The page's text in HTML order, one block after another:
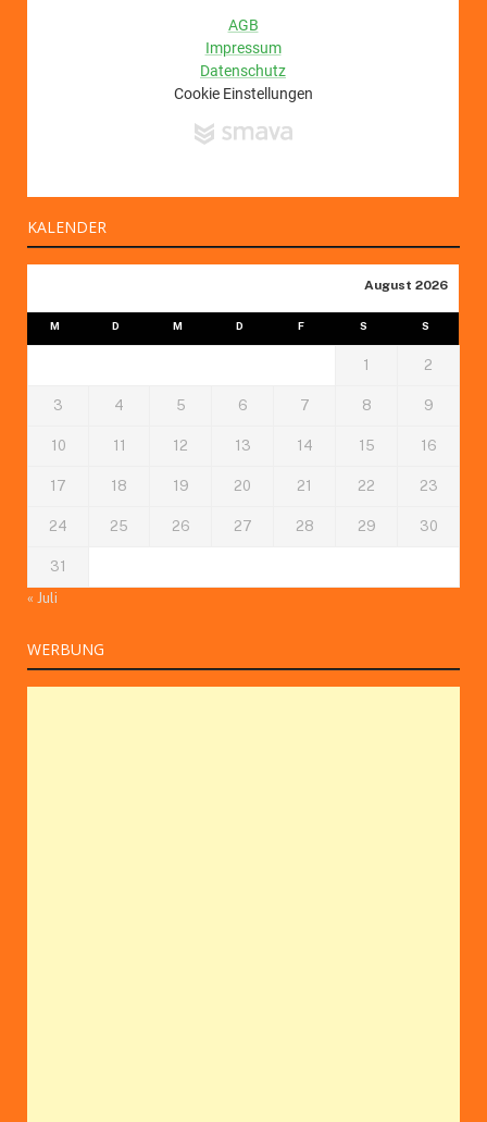
KALENDER
August 2026
M D M D F S S
1 2
3 4 5 6 7 8 9
10 11 12 13 14 15 16
17 18 19 20 21 22 23
24 25 26 27 28 29 30
31
« Juli
WERBUNG